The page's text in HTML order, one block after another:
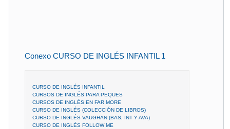
Conexo CURSO DE INGLÉS INFANTIL 1
CURSO DE INGLÉS INFANTIL
CURSOS DE INGLÉS PARA PEQUES
CURSOS DE INGLÉS EN FAR MORE
CURSO DE INGLÉS (COLECCIÓN DE LIBROS)
CURSO DE INGLÉS VAUGHAN (BAS, INT Y AVA)
CURSO DE INGLÉS FOLLOW ME